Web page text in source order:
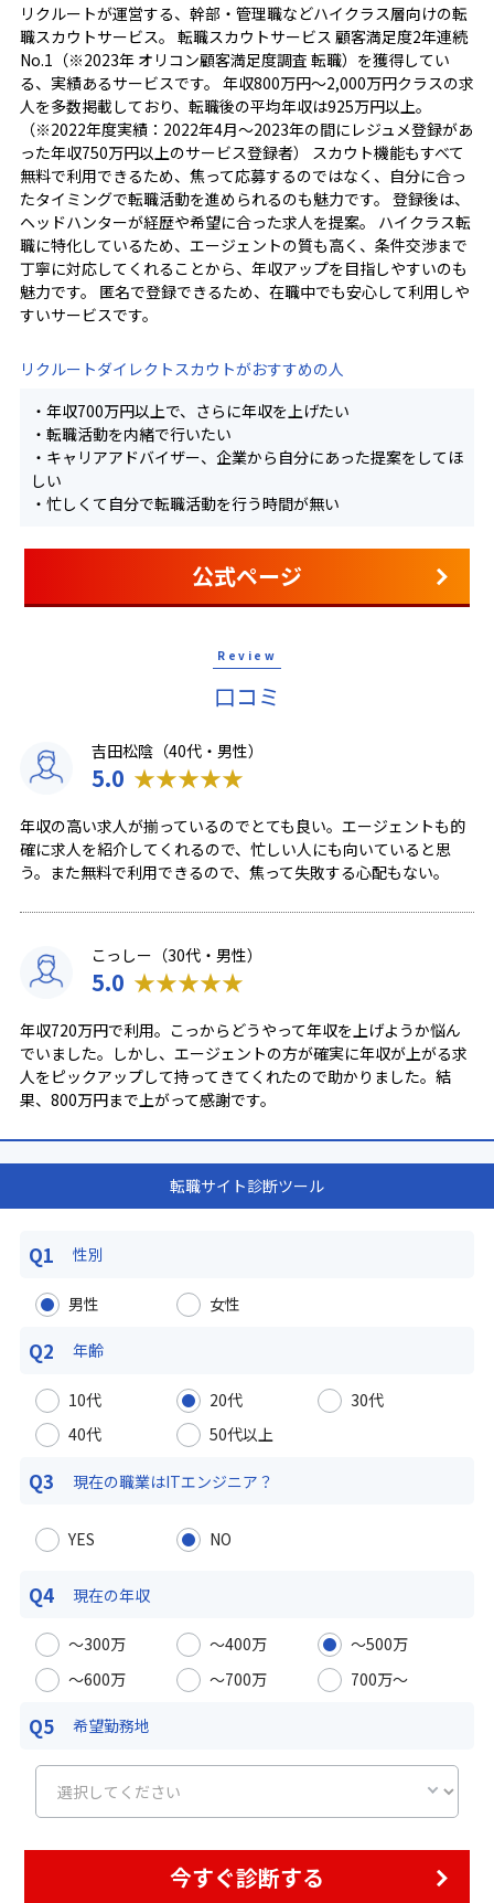
リクルートが運営する、幹部・管理職などハイクラス層向けの転
職スカウトサービス。 転職スカウトサービス 顧客満足度2年連続
No.1（※2023年 オリコン顧客満足度調査 転職）を獲得してい
る、実績あるサービスです。 年収800万円～2,000万円クラスの求
人を多数掲載しており、転職後の平均年収は925万円以上。
（※2022年度実績：2022年4月～2023年の間にレジュメ登録があ
った年収750万円以上のサービス登録者） スカウト機能もすべて
無料で利用できるため、焦って応募するのではなく、自分に合っ
たタイミングで転職活動を進められるのも魅力です。 登録後は、
ヘッドハンターが経歴や希望に合った求人を提案。 ハイクラス転
職に特化しているため、エージェントの質も高く、条件交渉まで
丁寧に対応してくれることから、年収アップを目指しやすいのも
魅力です。 匿名で登録できるため、在職中でも安心して利用しや
すいサービスです。
リクルートダイレクトスカウトがおすすめの人
・年収700万円以上で、さらに年収を上げたい
・転職活動を内緒で行いたい
・キャリアアドバイザー、企業から自分にあった提案をしてほ
しい
・忙しくて自分で転職活動を行う時間が無い
公式ページ
Review
口コミ
吉田松陰（40代・男性）
5.0 ★★★★★
年収の高い求人が揃っているのでとても良い。エージェントも的
確に求人を紹介してくれるので、忙しい人にも向いていると思
う。また無料で利用できるので、焦って失敗する心配もない。
こっしー（30代・男性）
5.0 ★★★★★
年収720万円で利用。こっからどうやって年収を上げようか悩ん
でいました。しかし、エージェントの方が確実に年収が上がる求
人をピックアップして持ってきてくれたので助かりました。結
果、800万円まで上がって感謝です。
転職サイト診断ツール
Q1 性別
男性 女性
Q2 年齢
10代 20代
30代
40代
50代以上
Q3 現在の職業はITエンジニア？
YES NO
Q4 現在の年収
〜300万 〜400万
〜500万
〜600万
〜700万 700万〜
Q5 希望勤務地
今すぐ診断する